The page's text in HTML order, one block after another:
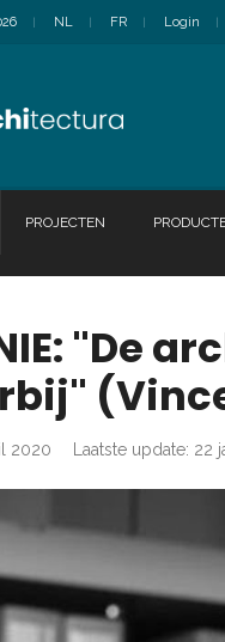
NL FR Login
PROJECTEN
"De
2020 Laatste update: 22